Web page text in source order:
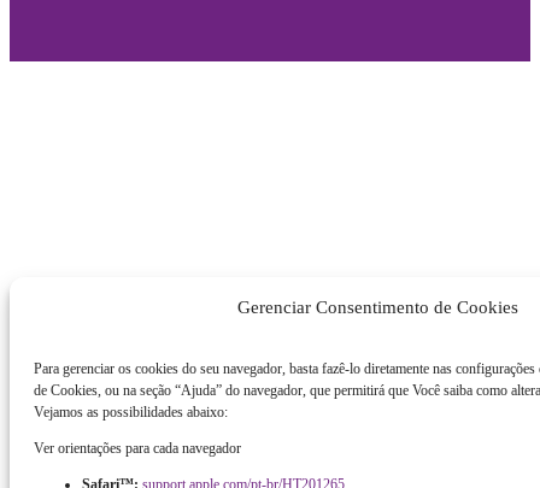
Gerenciar Consentimento de Cookies
Para gerenciar os cookies do seu navegador, basta fazê-lo diretamente nas configurações
de Cookies, ou na seção “Ajuda” do navegador, que permitirá que Você saiba como
Vejamos as possibilidades abaixo:
Ver orientações para cada navegador
Safari™: support.apple.com/pt-br/HT201265